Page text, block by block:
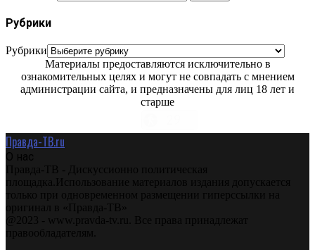
Рубрики
Рубрики
Материалы предоставляются исключительно в
ознакомительных целях и могут не совпадать с мнением
администрации сайта, и предназначены для лиц 18 лет и
старше
Правда-ТВ.ru
О нас
Правда-ТВ - Дискуссионно политическая
площадка.Использование материалов издания допускается
только при одновременном размещении гиперссылки на
оригинал в «Правда-ТВ»
@2023 - www.pravda-tv.ru. Все права принадлежат
правообладателям.